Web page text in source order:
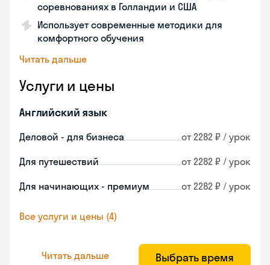
соревнованиях в Голландии и США
Использует современные методики для
комфортного обучения
Читать дальше
Услуги и цены
Английский язык
Деловой - для бизнеса от 2282 ₽ / урок
Для путешествий от 2282 ₽ / урок
Для начинающих - премиум от 2282 ₽ / урок
Все услуги и цены (4)
Читать дальше Выбрать время